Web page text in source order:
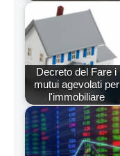
Decreto del Fare i
mutui agevolati per
l'immobiliare